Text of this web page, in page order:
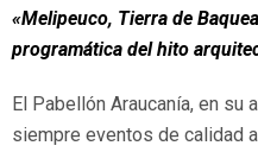
«Melipeuco, Tierra de
programática del hito
El Pabellón Araucanía, en su
siempre eventos de calidad